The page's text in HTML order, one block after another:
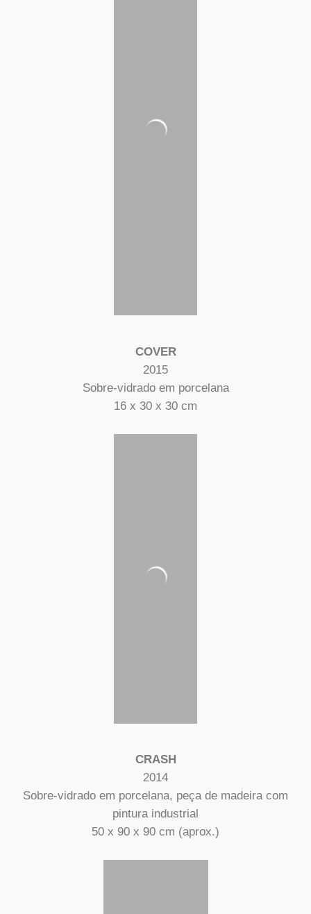
COVER
2015
Sobre-vidrado em porcelana
16 x 30 x 30 cm
CRASH
2014
Sobre-vidrado em porcelana, peça de madeira com
pintura industrial
50 x 90 x 90 cm (aprox.)